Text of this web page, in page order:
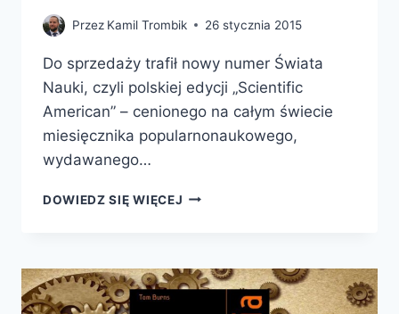
Przez Kamil Trombik 26 stycznia 2015
Do sprzedaży trafił nowy numer Świata
Nauki, czyli polskiej edycji „Scientific
American” – cenionego na całym świecie
miesięcznika popularnonaukowego,
wydawanego…
DOWIEDZ SIĘ WIĘCEJ ŚWIAT
W
SPRZEDAŻY